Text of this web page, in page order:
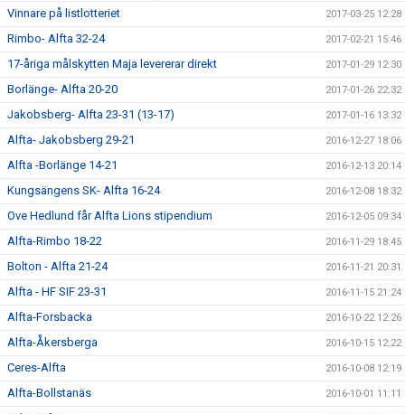
Vinnare på listlotteriet 2017-03-25 12:28
Rimbo- Alfta 32-24 2017-02-21 15:46
17-åriga målskytten Maja levererar direkt 2017-01-29 12:30
Borlänge- Alfta 20-20 2017-01-26 22:32
Jakobsberg- Alfta 23-31 (13-17) 2017-01-16 13:32
Alfta- Jakobsberg 29-21 2016-12-27 18:06
Alfta -Borlänge 14-21 2016-12-13 20:14
Kungsängens SK- Alfta 16-24 2016-12-08 18:32
Ove Hedlund får Alfta Lions stipendium 2016-12-05 09:34
Alfta-Rimbo 18-22 2016-11-29 18:45
Bolton - Alfta 21-24 2016-11-21 20:31
Alfta - HF SIF 23-31 2016-11-15 21:24
Alfta-Forsbacka 2016-10-22 12:26
Alfta-Åkersberga 2016-10-15 12:22
Ceres-Alfta 2016-10-08 12:19
Alfta-Bollstanäs 2016-10-01 11:11